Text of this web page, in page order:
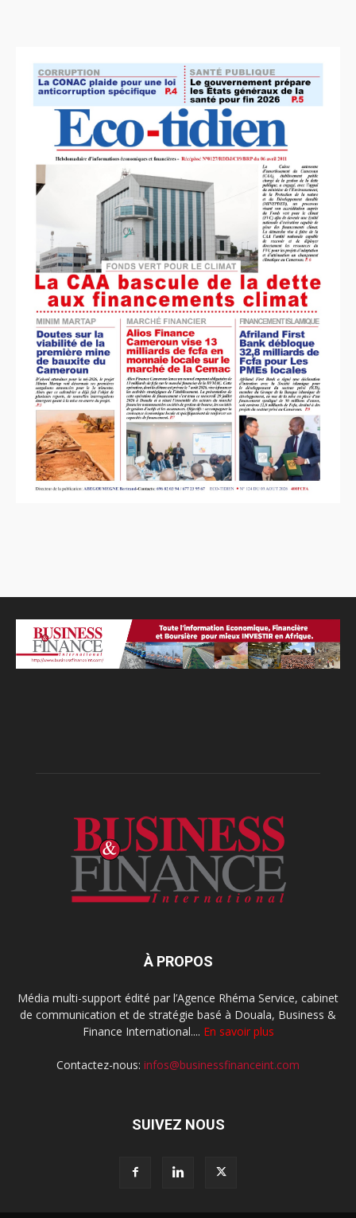
À PROPOS
Média multi-support édité par l’Agence Rhéma Service, cabinet
de communication et de stratégie basé à Douala, Business &
Finance International.... En savoir plus
Contactez-nous: infos@businessfinanceint.com
SUIVEZ NOUS